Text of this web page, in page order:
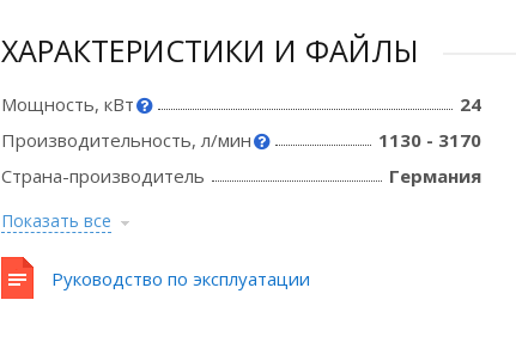
ХАРАКТЕРИСТИКИ И ФАЙЛЫ
Мощность, кВт 24
Производительность, л/мин
1130 - 3170
Страна-производитель
Германия
Показать все
Руководство по эксплуатации